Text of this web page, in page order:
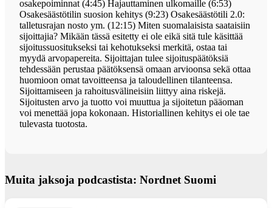
osakepoiminnat (4:45) Hajauttaminen ulkomaille (6:53)
Osakesäästötilin suosion kehitys (9:23) Osakesäästötili 2.0:
talletusrajan nosto ym. (12:15) Miten suomalaisista saataisiin
sijoittajia? Mikään tässä esitetty ei ole eikä sitä tule käsittää
sijoitussuositukseksi tai kehotukseksi merkitä, ostaa tai
myydä arvopapereita. Sijoittajan tulee sijoituspäätöksiä
tehdessään perustaa päätöksensä omaan arvioonsa sekä ottaa
huomioon omat tavoitteensa ja taloudellinen tilanteensa.
Sijoittamiseen ja rahoitusvälineisiin liittyy aina riskejä.
Sijoitusten arvo ja tuotto voi muuttua ja sijoitetun pääoman
voi menettää jopa kokonaan. Historiallinen kehitys ei ole tae
tulevasta tuotosta.
Muita jaksoja podcastista: Nordnet Suomi